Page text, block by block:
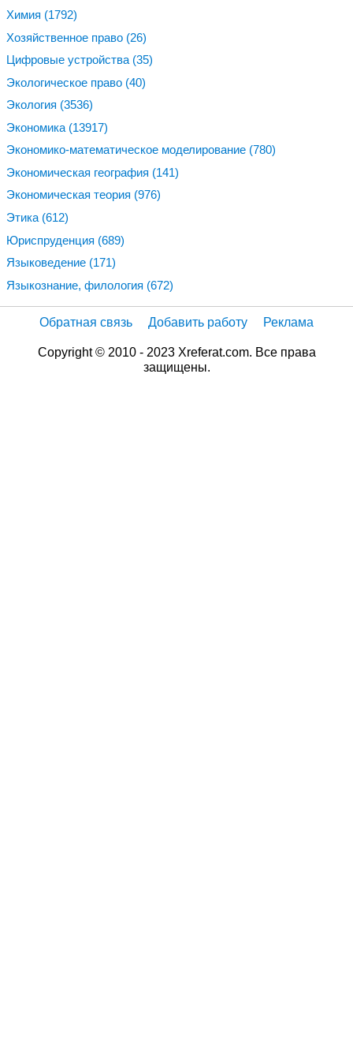
Химия (1792)
Хозяйственное право (26)
Цифровые устройства (35)
Экологическое право (40)
Экология (3536)
Экономика (13917)
Экономико-математическое моделирование (780)
Экономическая география (141)
Экономическая теория (976)
Этика (612)
Юриспруденция (689)
Языковедение (171)
Языкознание, филология (672)
Обратная связь Добавить работу Реклама
Copyright © 2010 - 2023 Xreferat.com. Все права
защищены.